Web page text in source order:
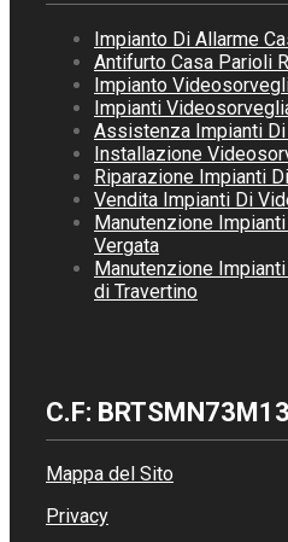
Impianto Di Allarme
Antifurto Casa Parioli
Impianto
Impianti
Assistenza Impianti
Installazione
Riparazione Impianti
Vendita Impianti Di
Manutenzione
Vergata
Manutenzione
di Travertino
C.F:
Mappa del Sito
Privacy